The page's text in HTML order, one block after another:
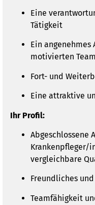
Eine
Tätigkeit
Ein
motivierten Team
Fort- und
Eine attraktive
Ihr Profil:
Abgeschlossene
Krankenpfleger/
vergleichbare
Freundliches
Teamfähigkeit